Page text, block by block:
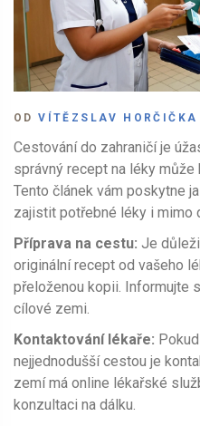
ODVÍTĚZSLAV HORČIČKA
Cestování do zahraničí je
správný recept na léky
Tento článek vám poskytne
zajistit potřebné léky i mimo
Příprava na cestu: Je
originální recept od vašeho
přeloženou kopii. Informujte
cílové zemi.
Kontaktování lékaře:
nejjednodušší cestou je
zemí má online lékařské
konzultaci na dálku.